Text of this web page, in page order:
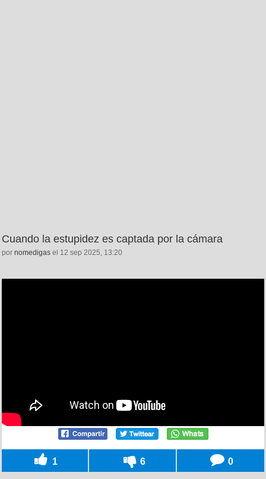
Cuando la estupidez es captada por la cámara
por nomedigas el 12 sep 2025, 13:20
1 6 0